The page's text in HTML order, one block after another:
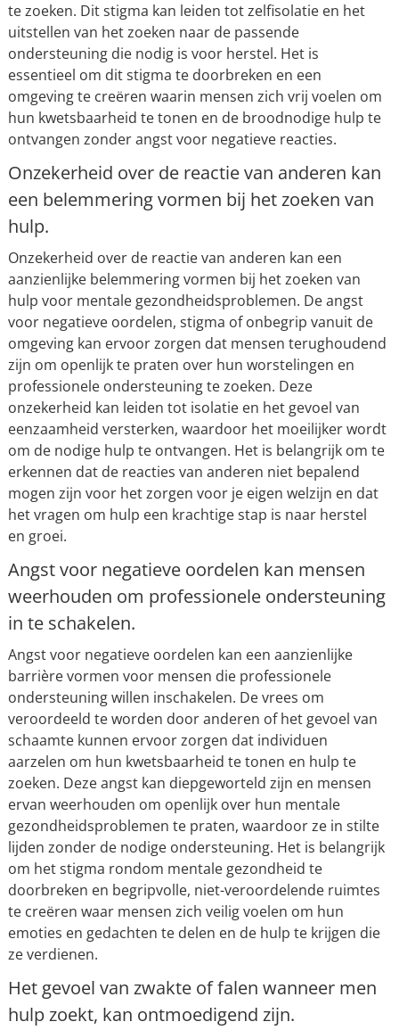
te zoeken. Dit stigma kan leiden tot zelfisolatie en het
uitstellen van het zoeken naar de passende
ondersteuning die nodig is voor herstel. Het is
essentieel om dit stigma te doorbreken en een
omgeving te creëren waarin mensen zich vrij voelen om
hun kwetsbaarheid te tonen en de broodnodige hulp te
ontvangen zonder angst voor negatieve reacties.
Onzekerheid over de reactie van anderen kan
een belemmering vormen bij het zoeken van
hulp.
Onzekerheid over de reactie van anderen kan een
aanzienlijke belemmering vormen bij het zoeken van
hulp voor mentale gezondheidsproblemen. De angst
voor negatieve oordelen, stigma of onbegrip vanuit de
omgeving kan ervoor zorgen dat mensen terughoudend
zijn om openlijk te praten over hun worstelingen en
professionele ondersteuning te zoeken. Deze
onzekerheid kan leiden tot isolatie en het gevoel van
eenzaamheid versterken, waardoor het moeilijker wordt
om de nodige hulp te ontvangen. Het is belangrijk om te
erkennen dat de reacties van anderen niet bepalend
mogen zijn voor het zorgen voor je eigen welzijn en dat
het vragen om hulp een krachtige stap is naar herstel
en groei.
Angst voor negatieve oordelen kan mensen
weerhouden om professionele ondersteuning
in te schakelen.
Angst voor negatieve oordelen kan een aanzienlijke
barrière vormen voor mensen die professionele
ondersteuning willen inschakelen. De vrees om
veroordeeld te worden door anderen of het gevoel van
schaamte kunnen ervoor zorgen dat individuen
aarzelen om hun kwetsbaarheid te tonen en hulp te
zoeken. Deze angst kan diepgeworteld zijn en mensen
ervan weerhouden om openlijk over hun mentale
gezondheidsproblemen te praten, waardoor ze in stilte
lijden zonder de nodige ondersteuning. Het is belangrijk
om het stigma rondom mentale gezondheid te
doorbreken en begripvolle, niet-veroordelende ruimtes
te creëren waar mensen zich veilig voelen om hun
emoties en gedachten te delen en de hulp te krijgen die
ze verdienen.
Het gevoel van zwakte of falen wanneer men
hulp zoekt, kan ontmoedigend zijn.